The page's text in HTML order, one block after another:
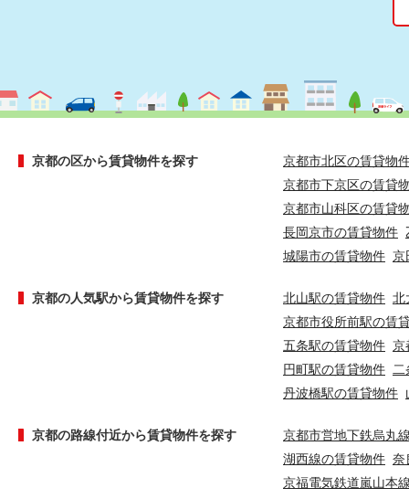
京都の区から賃貸物件を探す
京都市北区の賃貸物
京都市下京区の賃貸
京都市山科区の賃貸
長岡京市の賃貸物件
城陽市の賃貸物件 京
京都の人気駅から賃貸物件を探す 北山駅の賃貸物件 北
京都市役所前駅の賃
五条駅の賃貸物件 京
円町駅の賃貸物件
丹波橋駅の賃貸物件
京都の路線付近から賃貸物件を探す
京都市営地下鉄烏丸
湖西線の賃貸物件 奈
京福電気鉄道嵐山本